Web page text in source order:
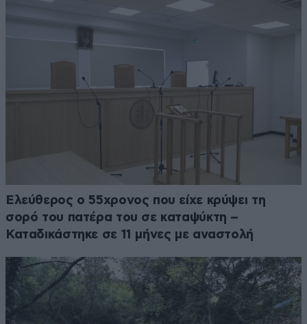
Ελεύθερος ο 55χρονος που είχε κρύψει τη
σορό του πατέρα του σε καταψύκτη –
Καταδικάστηκε σε 11 μήνες με αναστολή